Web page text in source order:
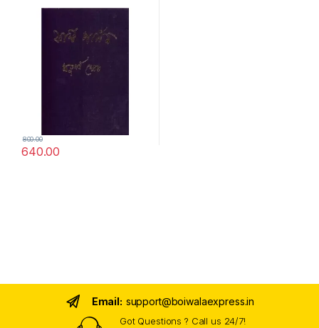
640.00
800.00
Email: support@boiwalaexpress.in
Got Questions ? Call us 24/7!